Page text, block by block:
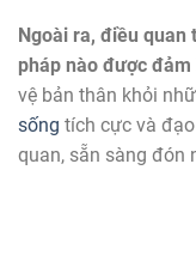
Ngoài ra, điều quan
pháp nào được
vệ bản thân khỏi
sống tích cực và
quan, sẵn sàng đón